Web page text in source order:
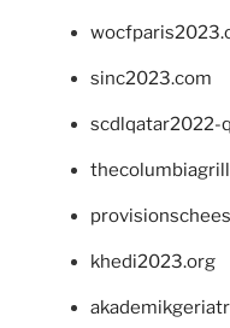
sinc2023.com
scdlqatar2022-
khedi2023.org